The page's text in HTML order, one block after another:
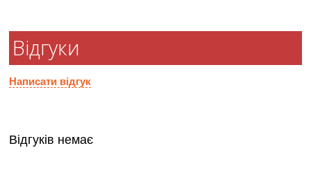
Відгуки
Написати відгук
Відгуків немає